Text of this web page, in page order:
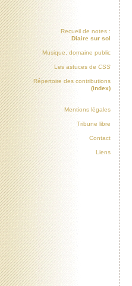
Recueil de notes :
Diaire sur sol
Musique, domaine public
Les astuces de CSS
Répertoire des contributions
(index)
Mentions légales
Tribune libre
Contact
Liens